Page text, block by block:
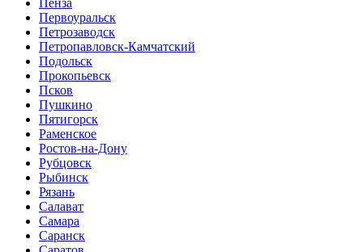
Первоуральск
Петрозаводск
Петропавловск-Камчатский
Подольск
Прокопьевск
Псков
Пушкино
Пятигорск
Раменское
Ростов-на-Дону
Рубцовск
Рыбинск
Рязань
Салават
Самара
Саранск